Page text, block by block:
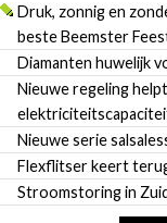
Druk, zonnig en
beste Beemster
Diamanten huwelijk
Nieuwe regeling
Nieuwe serie
Flexflitser keert
Stroomstoring in